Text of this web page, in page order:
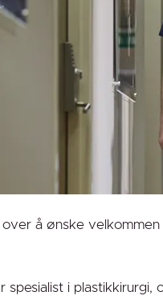
å ønske
spesialist i